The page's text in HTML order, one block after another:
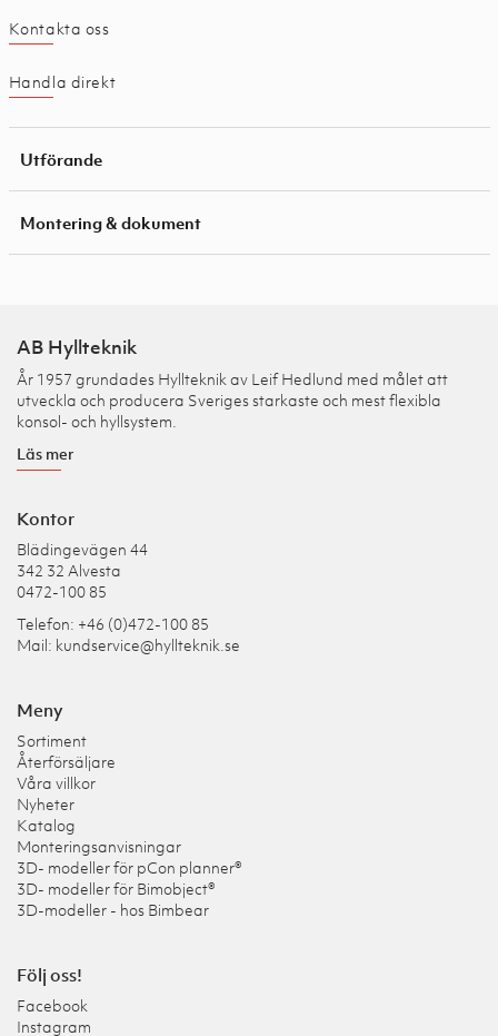
Kontakta oss
Handla direkt
Utförande
Montering & dokument
AB Hyllteknik
År 1957 grundades Hyllteknik av Leif Hedlund med målet att
utveckla och producera Sveriges starkaste och mest flexibla
konsol- och hyllsystem.
Läs mer
Kontor
Blädingevägen 44
342 32 Alvesta
0472-100 85
Telefon: +46 (0)472-100 85
Mail: kundservice@hyllteknik.se
Meny
Sortiment
Återförsäljare
Våra villkor
Nyheter
Katalog
Monteringsanvisningar
3D- modeller för pCon planner®
3D- modeller för Bimobject®
3D-modeller - hos Bimbear
Följ oss!
Facebook
Instagram